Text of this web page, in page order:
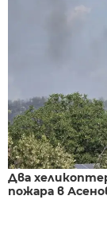
Два
пожара в